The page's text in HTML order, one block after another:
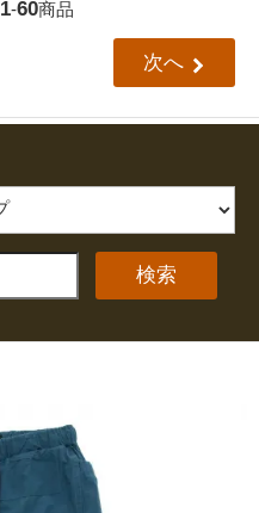
1-60商品
次へ
検索